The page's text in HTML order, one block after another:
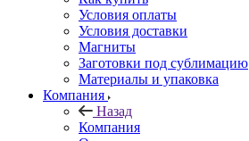
Условия оплаты
Условия доставки
Магниты
Заготовки под сублимацию
Материалы и упаковка
Компания
Назад
Компания